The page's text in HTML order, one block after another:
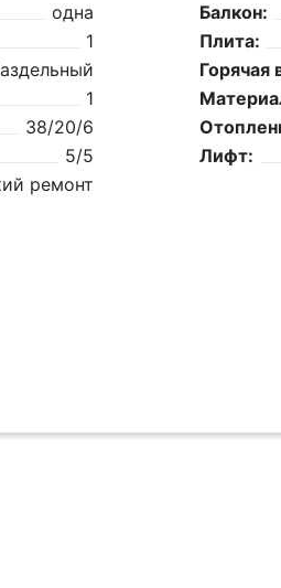
одна
1
1
38/20/6
5/5
ремонт
Балкон:
Плита:
Горячая
Лифт: